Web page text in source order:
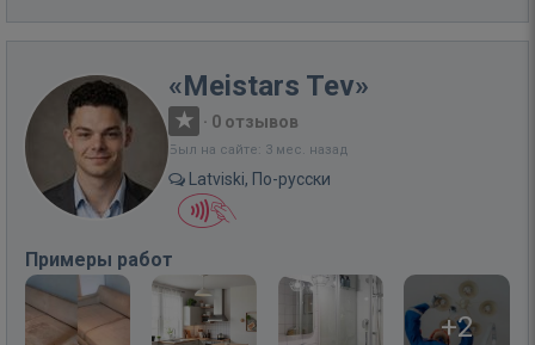
«Meistars Tev»
· 0 отзывов
Был на сайте: 3 мес. назад
Latviski, По-русски
Примеры работ
+2